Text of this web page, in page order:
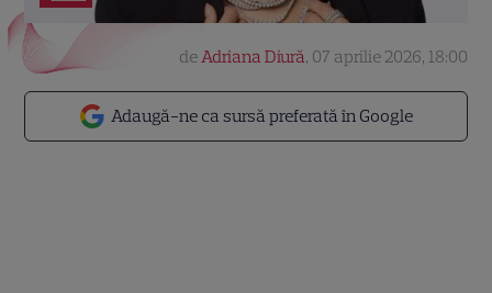
Adaugă-ne ca sursă preferată în Google
deAdriana Diură, 07 aprilie 2026, 18:00